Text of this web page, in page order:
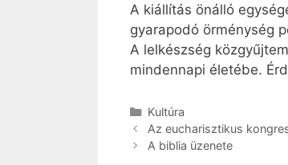
A kiállítás önálló
gyarapodó örménység
A lelkészség
mindennapi életébe.
Kategória
Kultúra
Az eucharisztikus
A biblia üzenete